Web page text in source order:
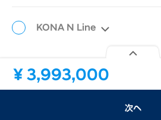
선택
KONA N Line
detail
見積内容
¥ 3,993,000
次へ
次へ